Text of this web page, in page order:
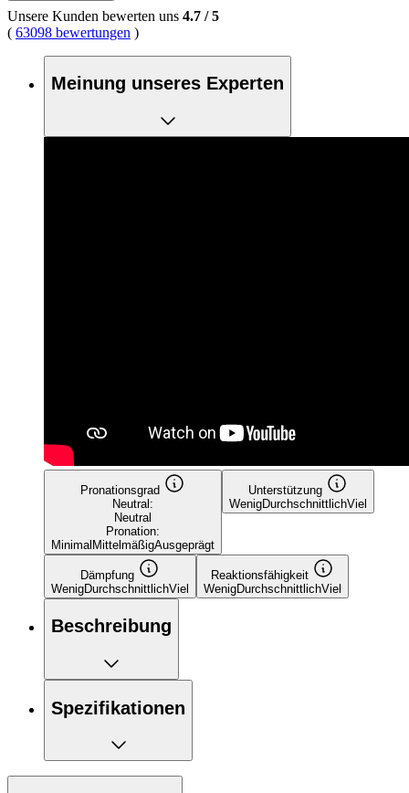
Unsere Kunden bewerten uns 4.7 /5
( 63098 bewertungen )
Meinung unseres Experten
Pronationsgrad
Neutral:
Neutral
Pronation:
Minimal MittelmäßigAusgeprägt
Unterstützung
WenigDurchschnittlichViel
Dämpfung
WenigDurchschnittlichViel
Reaktionsfähigkeit
WenigDurchschnittlichViel
Beschreibung
Spezifikationen